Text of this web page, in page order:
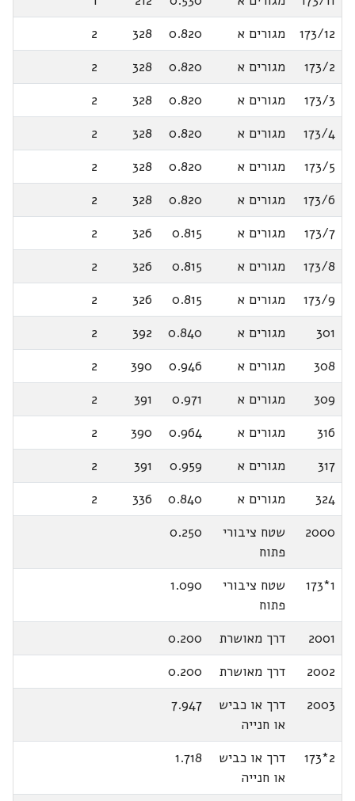
173/12
מגורים א 0.820
328
2
173/2
מגורים א 0.820
328
2
173/3
מגורים א 0.820
328
2
173/4
מגורים א 0.820
328
2
173/5
מגורים א 0.820
328
2
173/6
מגורים א 0.820
328
2
173/7
מגורים א 0.815
326
2
173/8
מגורים א 0.815
326
2
173/9
מגורים א 0.815
326
2
301
מגורים א 0.840
392
2
308
מגורים א 0.946
390
2
309
מגורים א 0.971
391
2
316
מגורים א 0.964
390
2
317
מגורים א 0.959
391
2
324
מגורים א 0.840
336
2
2000
שטח ציבורי
פתוח
0.250
1*173
שטח ציבורי
פתוח
1.090
2001 דרך מאושרת
0.200
2002
דרך מאושרת
0.200
2003
דרך או כביש
או חנייה
7.947
2*173
דרך או כביש
או חנייה
1.718